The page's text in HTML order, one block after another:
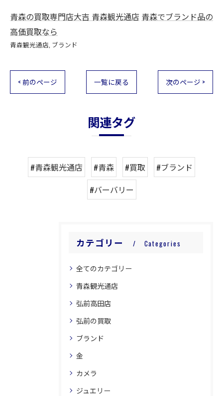
青森の買取専門店大吉 青森観光通店 青森でブランド品の
高価買取なら
青森観光通店 ブランド
< 前のページ 一覧に戻る 次のページ >
関連タグ
#青森観光通店 #青森 #買取
#ブランド
#バーバリー
カテゴリー Categories
全てのカテゴリー
青森観光通店
弘前高田店
弘前の買取
ブランド
金
カメラ
ジュエリー